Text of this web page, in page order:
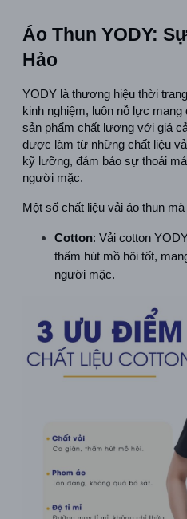
Áo Thun YODY:
Hảo
YODY là thương hiệu thời
kinh nghiệm, luôn nỗ lực
sản phẩm chất lượng với giá
được làm từ những chất liệu
kỹ lưỡng, đảm bảo sự thoải
người mặc.
Một số chất liệu vải áo thun
Cotton: Vải cotton
thấm hút mồ hôi tốt,
người mặc.